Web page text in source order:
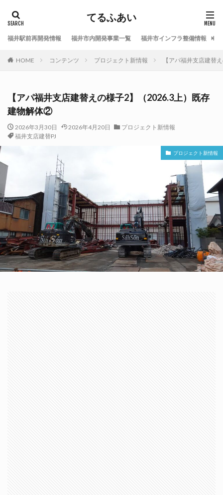
てるふあい
福井駅前再開発情報 福井市内開発事業一覧 福井市インフラ整備情報
HOME コンテンツ プロジェクト新情報 【アパ福井支店建替
【アパ福井支店建替えの様子2】（2026.3上）既存
建物解体②
2026年3月30日 2026年4月20日
プロジェクト新情報
福井支店建替PJ
プロジェクト新情報